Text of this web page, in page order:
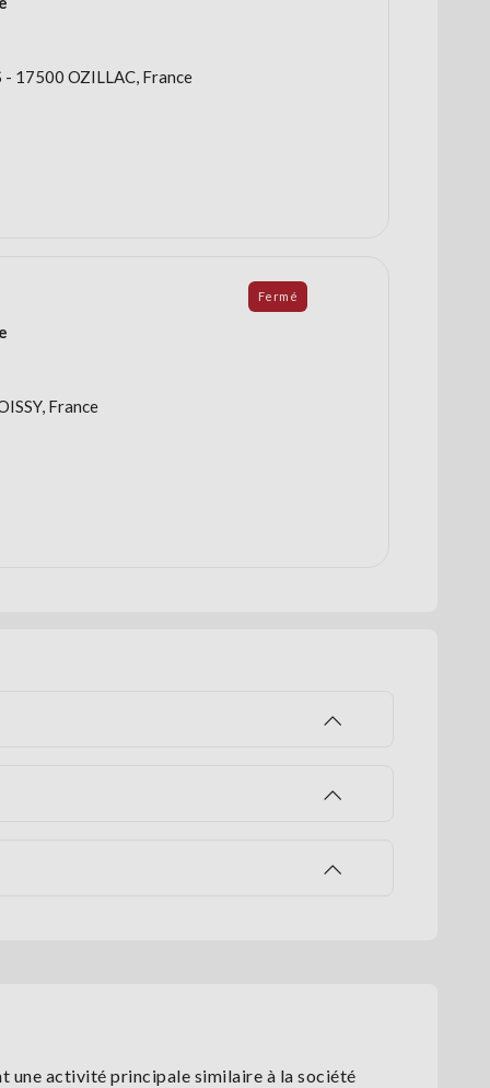
- 17500 OZILLAC, France
Fermé
France
une activité principale similaire à la société